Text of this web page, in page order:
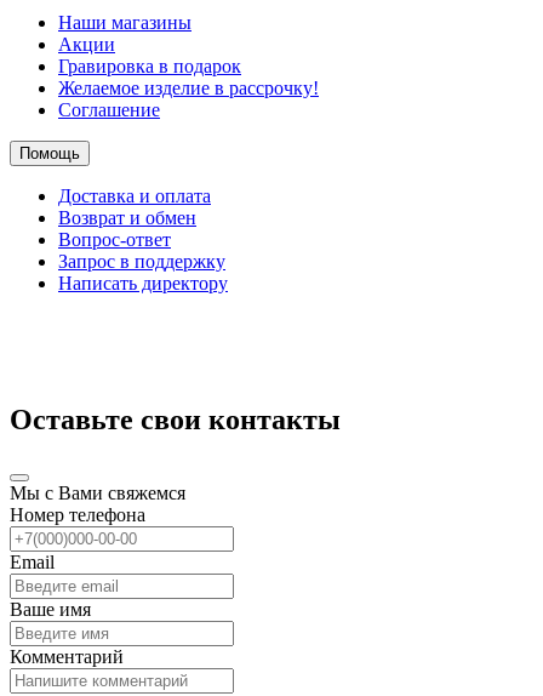
Наши магазины
Акции
Гравировка в подарок
Желаемое изделие в рассрочку!
Соглашение
Помощь
Доставка и оплата
Возврат и обмен
Вопрос-ответ
Запрос в поддержку
Написать директору
Оставьте свои контакты
Мы с Вами свяжемся
Номер телефона
Email
Ваше имя
Комментарий